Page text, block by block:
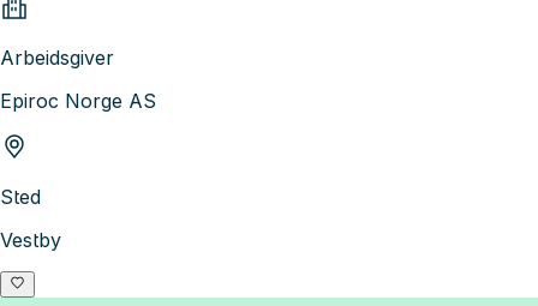
Arbeidsgiver
Epiroc Norge AS
Sted
Vestby